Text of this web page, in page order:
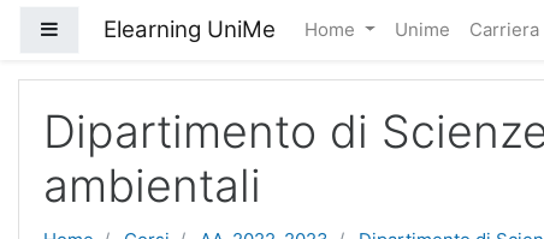
Pannello laterale
Elearning UniMe Home Unime
Dipartimento di
ambientali